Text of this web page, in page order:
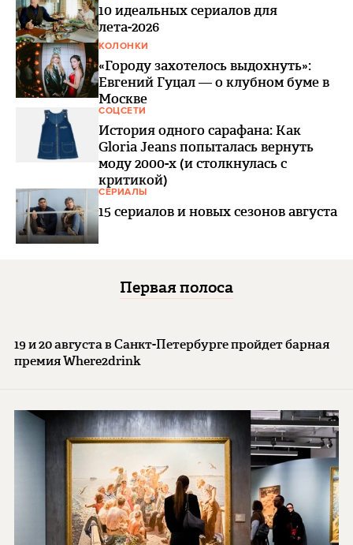
10 идеальных сериалов для
лета-2026
КОЛОНКИ
«Городу захотелось выдохнуть»:
Евгений Гуцал — о клубном буме в
Москве
СОЦСЕТИ
История одного сарафана: Как
Gloria Jeans попыталась вернуть
моду 2000-х (и столкнулась с
критикой)
СЕРИАЛЫ
15 сериалов и новых сезонов августа
Первая полоса
19 и 20 августа в Санкт-Петербурге пройдет барная
премия Where2drink